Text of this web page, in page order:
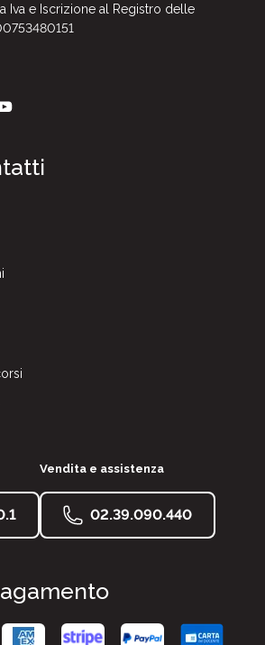
Iva e Iscrizione al Registro delle
Vendita e assistenza
02.39.090.440